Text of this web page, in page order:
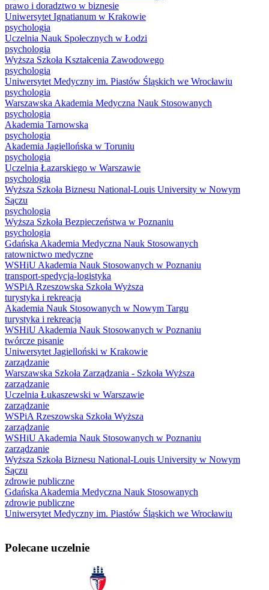
prawo i doradztwo w biznesie
Uniwersytet Ignatianum w Krakowie
psychologia
Uczelnia Nauk Społecznych w Łodzi
psychologia
Wyższa Szkoła Kształcenia Zawodowego
psychologia
Uniwersytet Medyczny im. Piastów Śląskich we Wrocławiu
psychologia
Warszawska Akademia Medyczna Nauk Stosowanych
psychologia
Akademia Tarnowska
psychologia
Akademia Jagiellońska w Toruniu
psychologia
Uczelnia Łazarskiego w Warszawie
psychologia
Wyższa Szkoła Biznesu National-Louis University w Nowym
Sączu
psychologia
Wyższa Szkoła Bezpieczeństwa w Poznaniu
psychologia
Gdańska Akademia Medyczna Nauk Stosowanych
ratownictwo medyczne
WSHiU Akademia Nauk Stosowanych w Poznaniu
transport-spedycja-logistyka
WSPiA Rzeszowska Szkoła Wyższa
turystyka i rekreacja
Akademia Nauk Stosowanych w Nowym Targu
turystyka i rekreacja
WSHiU Akademia Nauk Stosowanych w Poznaniu
twórcze pisanie
Uniwersytet Jagielloński w Krakowie
zarządzanie
Warszawska Szkoła Zarządzania - Szkoła Wyższa
zarządzanie
Uczelnia Łukaszewski w Warszawie
zarządzanie
WSPiA Rzeszowska Szkoła Wyższa
zarządzanie
WSHiU Akademia Nauk Stosowanych w Poznaniu
zarządzanie
Wyższa Szkoła Biznesu National-Louis University w Nowym
Sączu
zdrowie publiczne
Gdańska Akademia Medyczna Nauk Stosowanych
zdrowie publiczne
Uniwersytet Medyczny im. Piastów Śląskich we Wrocławiu
Polecane uczelnie